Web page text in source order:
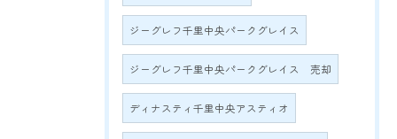
ジーグレフ千里中央パークグレイス
ジーグレフ千里中央パークグレイス 売却
ディナスティ千里中央アスティオ